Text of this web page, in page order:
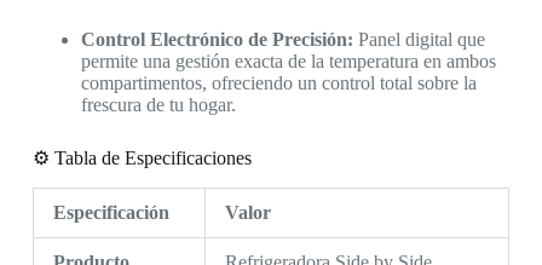
Control Electrónico de Precisión: Panel digital que
permite una gestión exacta de la temperatura en ambos
compartimentos, ofreciendo un control total sobre la
frescura de tu hogar.
⚙️ Tabla de Especificaciones
Especificación Valor